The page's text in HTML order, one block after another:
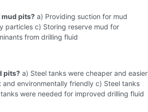
mud pits? a) Providing suction for mud
particles c) Storing reserve mud for
from drilling fluid
pits? a) Steel tanks were cheaper and easier
environmentally friendly c) Steel tanks
were needed for improved drilling fluid